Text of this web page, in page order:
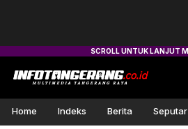
Home Indeks Berita